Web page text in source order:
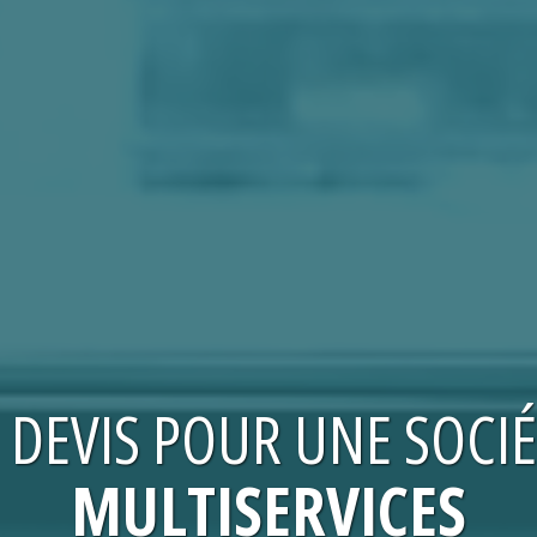
DEVISPOUR UNE
MULTISERVICES